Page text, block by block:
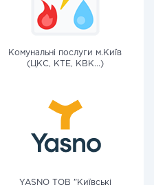
Комунальні послуги м.Київ
(ЦКС, КТЕ, КВК...)
YASNO ТОВ "Київські